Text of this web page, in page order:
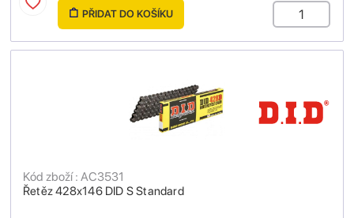
PŘIDAT DO KOŠÍKU
Řetěz 428x146 DID S Standard
Kód zboží : AC3531